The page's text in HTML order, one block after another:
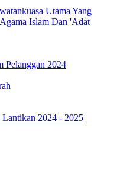
Utama Yang
Islam Dan 'Adat
Pelanggan 2024
2024 - 2025